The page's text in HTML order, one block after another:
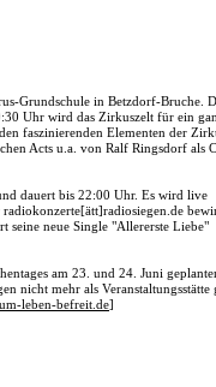
Grundschule in Betzdorf-Bruche.
Uhr wird das Zirkuszelt für ein
faszinierenden Elementen der
Acts u.a. von Ralf Ringsdorf als
dauert bis 22:00 Uhr. Es wird live
seine neue Single "Allererste Liebe"
am 23. und 24. Juni
nicht mehr als Veranstaltungsstätte
leben-befreit.de]